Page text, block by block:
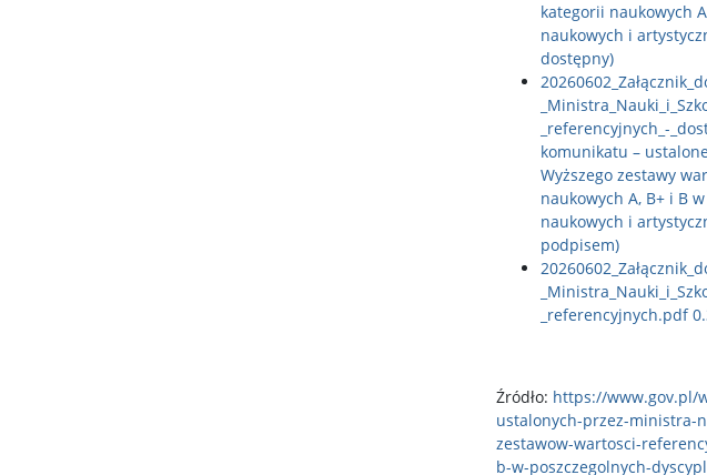
kategorii naukowych
naukowych i
dostępny)
_referencyjnych​_-​
komunikatu –
Wyższego zestawy
naukowych A, B+ i B
naukowych i
podpisem)
_referencyjnych.pdf
Źródło: https://www.gov.pl/
ustalonych-przez-ministra-
zestawow-wartosci-
b-w-poszczegolnych-